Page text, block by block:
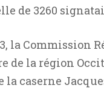
de 3260
la Commission
de la région
la caserne